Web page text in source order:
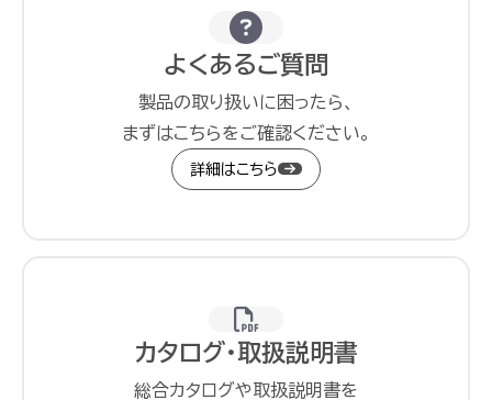
よくあるご質問
製品の取り扱いに困ったら、
まずはこちらをご確認ください。
詳細はこちら
カタログ・取扱説明書
総合カタログや取扱説明書を